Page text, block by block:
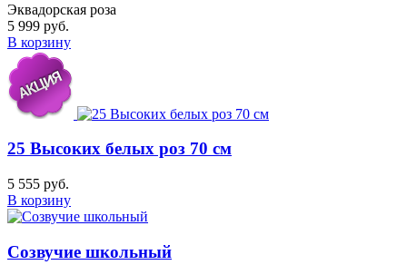
Эквадорская роза
5 999 руб.
В корзину
25 Высоких белых роз 70 см
5 555 руб.
В корзину
Созвучие школьный